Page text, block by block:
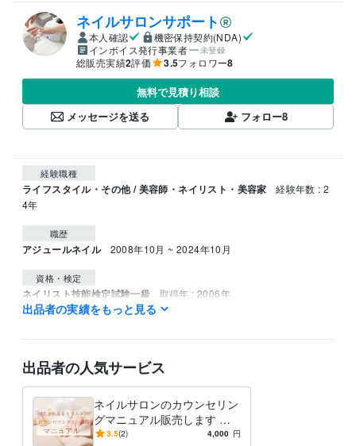
ネイルサロンサポート
本人確認
機密保持契約(NDA)
インボイス発行事業者
未登録
総販売実績2評価 3.5フォロワー8
無料で見積り相談
メッセージを送る
フォロー8
経験職種
ライフスタイル・その他 / 美容師・ネイリスト・美容家
経験年数 : 2
4年
職歴
アジュールネイル 2008年10月 ~ 2024年10月
資格・検定
ネイリスト技能検定試験一級 取得年 : 2006年
ネイリスト協会認定講師 取得年 : 2013年
ビジネス代行・事務代行 ネイルサロンスタッフ技術研修代行
技術トレーニングカリキュラム作成
ネイル スクール
出品者の実績をもっと見る
出品者の人気サービス
ネイルサロンのカウンセリン
グマニュアル販売します 作
業工程付きトークスクリプ
3.5(2) 4,000 円